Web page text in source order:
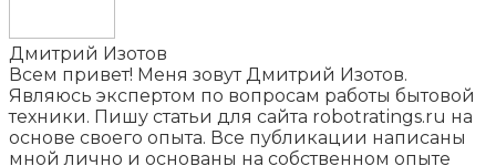
Дмитрий Изотов
Всем привет! Меня зовут Дмитрий Изотов.
Являюсь экспертом по вопросам работы бытовой
техники. Пишу статьи для сайта robotratings.ru на
основе своего опыта. Все публикации написаны
мной лично и основаны на собственном опыте